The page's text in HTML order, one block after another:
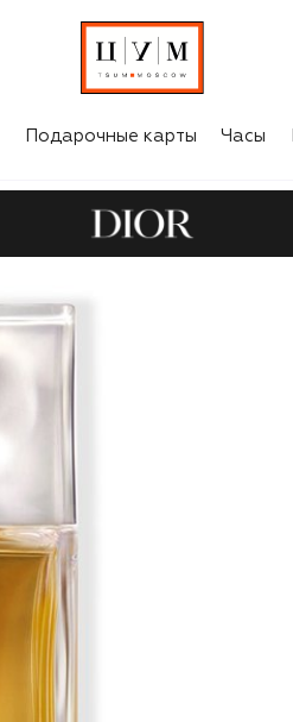
Подарочные карты Часы